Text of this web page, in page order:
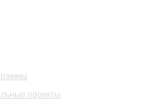
проекты